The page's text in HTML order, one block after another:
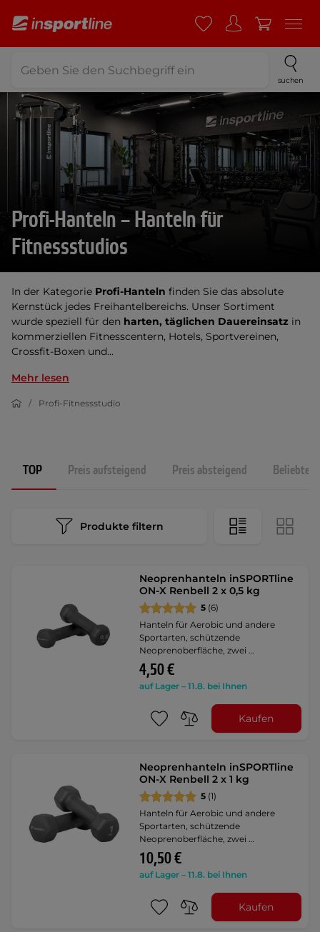
suchen
Profi-Hanteln – Hanteln für
Fitnessstudios
In der Kategorie Profi-Hanteln finden Sie das absolute
Kernstück jedes Freihantelbereichs. Unser Sortiment
wurde speziell für den harten, täglichen Dauereinsatz in
kommerziellen Fitnesscentern, Hotels, Sportvereinen,
Crossfit-Boxen und...
Mehr lesen
Profi-Fitnessstudio
TOP Preis aufsteigend Preis absteigend
Produkte filtern
Neoprenhanteln inSPORTline
ON-X Renbell 2 x 0,5 kg
5 (6)
Hanteln für Aerobic und andere
Sportarten, schützende
Neoprenoberfläche, zwei …
4,50 €
auf Lager – 11.8. bei Ihnen
Kaufen
Neoprenhanteln inSPORTline
ON-X Renbell 2 x 1 kg
5 (1)
Hanteln für Aerobic und andere
Sportarten, schützende
Neoprenoberfläche, zwei …
10,50 €
auf Lager – 11.8. bei Ihnen
Kaufen